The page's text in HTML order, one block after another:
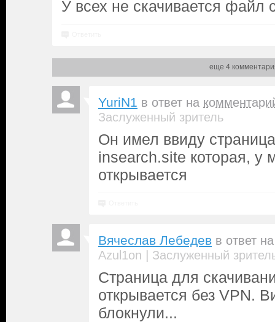
У всех не скачивается файл
еще 4
YuriN1 в ответ на
Заслуженный зритель
Он имел ввиду
insearch.site которая, у
открывается
Вячеслав Лебедев в ответ
Azul1on | Заслуженный
Страница для
открывается без VPN.
блокнули...